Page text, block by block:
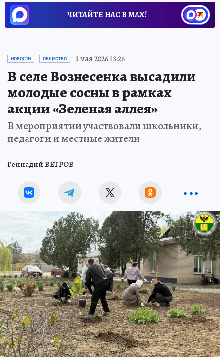
ЧИТАЙТЕ НАС В МАХ!
НОВОСТИ ОБЩЕСТВО 3 мая 2026 13:26
В селе Вознесенка высадили
молодые сосны в рамках
акции «Зеленая аллея»
В мероприятии участвовали школьники,
педагоги и местные жители
Геннадий ВЕТРОВ